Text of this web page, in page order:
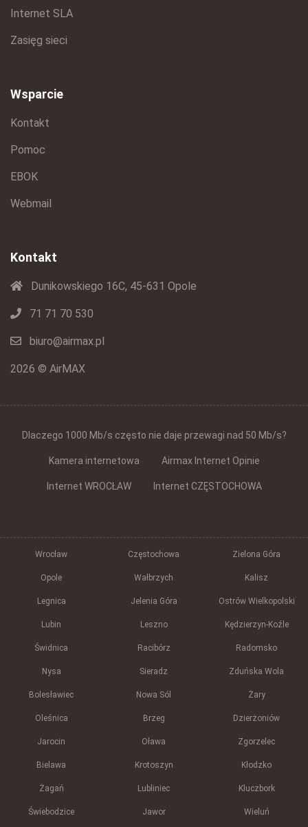
Internet SLA
Zasięg sieci
Wsparcie
Kontakt
Pomoc
EBOK
Webmail
Kontakt
Dunikowskiego 16C, 45-631 Opole
71 71 70 530
biuro@airmax.pl
2026 © AirMAX
Dlaczego 1000 Mb/s często nie daje przewagi nad 50 Mb/s?
Kamera internetowa Airmax Internet Opinie
Internet WROCŁAW Internet CZĘSTOCHOWA
Wrocław Częstochowa Zielona Góra
Opole Wałbrzych Kalisz
Legnica Jelenia Góra Ostrów Wielkopolski
Lubin Leszno Kędzierzyn-Koźle
Świdnica Racibórz Radomsko
Nysa Sieradz Zduńska Wola
Bolesławiec Nowa Sól Żary
Oleśnica Brzeg Dzierżoniów
Jarocin Oława Zgorzelec
Bielawa Krotoszyn Kłodzko
Żagań Lubliniec Kluczbork
Świebodzice Jawor Wieluń